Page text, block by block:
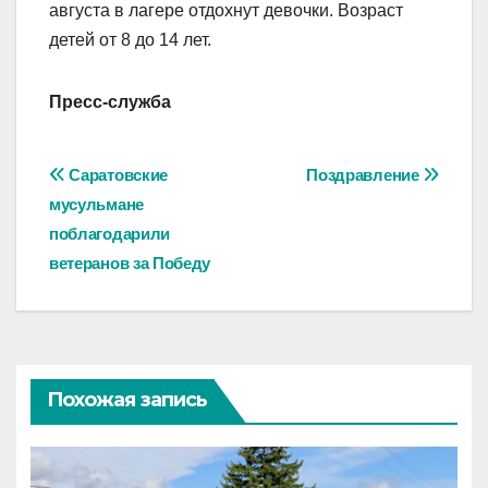
августа в лагере отдохнут девочки. Возраст
детей от 8 до 14 лет.
Пресс-служба
Навигация
по
записям
Поздравление
Саратовские
мусульмане
поблагодарили
ветеранов за Победу
Похожая запись